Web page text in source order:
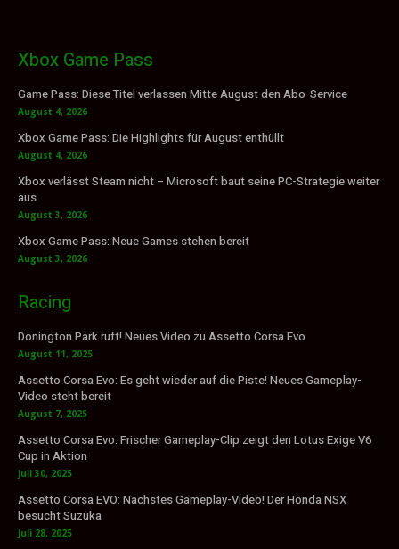
Xbox Game Pass
Game Pass: Diese Titel verlassen Mitte August den Abo-Service
August 4, 2026
Xbox Game Pass: Die Highlights für August enthüllt
August 4, 2026
Xbox verlässt Steam nicht – Microsoft baut seine PC-Strategie weiter
aus
August 3, 2026
Xbox Game Pass: Neue Games stehen bereit
August 3, 2026
Racing
Donington Park ruft! Neues Video zu Assetto Corsa Evo
August 11, 2025
Assetto Corsa Evo: Es geht wieder auf die Piste! Neues Gameplay-
Video steht bereit
August 7, 2025
Assetto Corsa Evo: Frischer Gameplay-Clip zeigt den Lotus Exige V6
Cup in Aktion
Juli 30, 2025
Assetto Corsa EVO: Nächstes Gameplay-Video! Der Honda NSX
besucht Suzuka
Juli 28, 2025